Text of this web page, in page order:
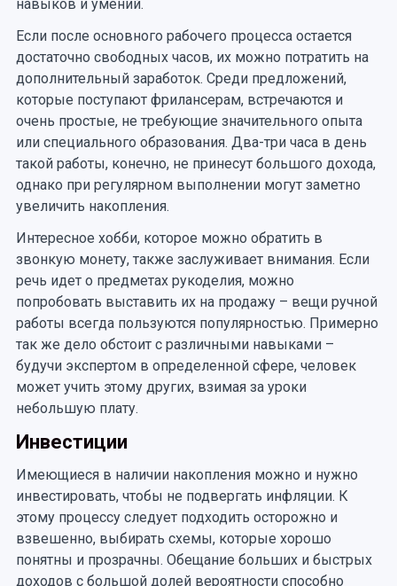
навыков и умений.
Если после основного рабочего процесса остается
достаточно свободных часов, их можно потратить на
дополнительный заработок. Среди предложений,
которые поступают фрилансерам, встречаются и
очень простые, не требующие значительного опыта
или специального образования. Два-три часа в день
такой работы, конечно, не принесут большого дохода,
однако при регулярном выполнении могут заметно
увеличить накопления.
Интересное хобби, которое можно обратить в
звонкую монету, также заслуживает внимания. Если
речь идет о предметах рукоделия, можно
попробовать выставить их на продажу – вещи ручной
работы всегда пользуются популярностью. Примерно
так же дело обстоит с различными навыками –
будучи экспертом в определенной сфере, человек
может учить этому других, взимая за уроки
небольшую плату.
Инвестиции
Имеющиеся в наличии накопления можно и нужно
инвестировать, чтобы не подвергать инфляции. К
этому процессу следует подходить осторожно и
взвешенно, выбирать схемы, которые хорошо
понятны и прозрачны. Обещание больших и быстрых
доходов с большой долей вероятности способно